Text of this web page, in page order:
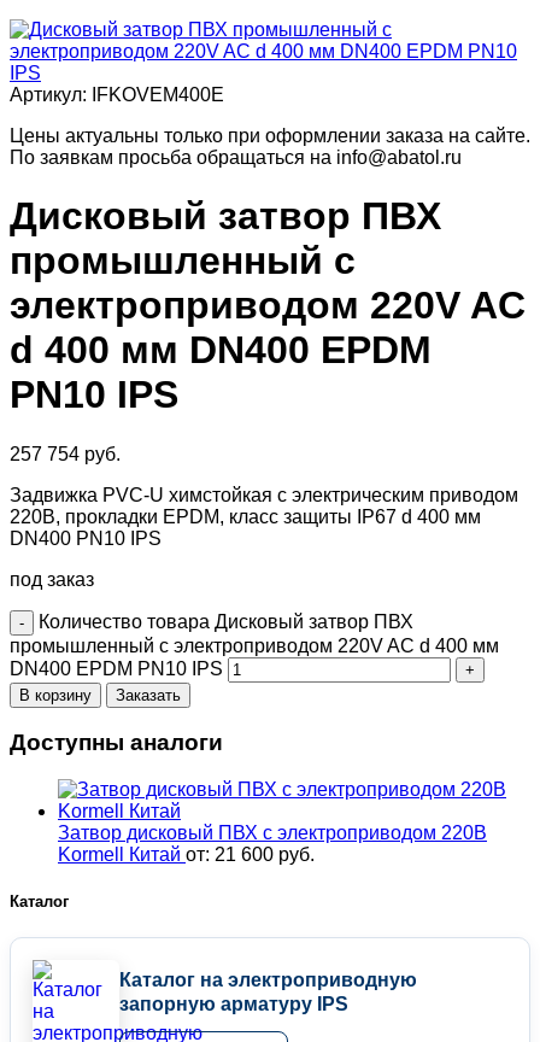
Артикул:
IFKOVEM400E
Цены актуальны только при оформлении заказа на сайте.
По заявкам просьба обращаться на info@abatol.ru
Дисковый затвор ПВХ
промышленный с
электроприводом 220V AC
d 400 мм DN400 EPDM
PN10 IPS
257 754 руб.
Задвижка PVC-U химстойкая с электрическим приводом
220В, прокладки EPDM, класс защиты IP67 d 400 мм
DN400 PN10 IPS
под заказ
Количество товара Дисковый затвор ПВХ
промышленный с электроприводом 220V AC d 400 мм
DN400 EPDM PN10 IPS
В корзину Заказать
Доступны аналоги
Затвор дисковый ПВХ с электроприводом 220В
Kormell Китай от: 21 600 руб.
Каталог
Каталог на электроприводную
запорную арматуру IPS